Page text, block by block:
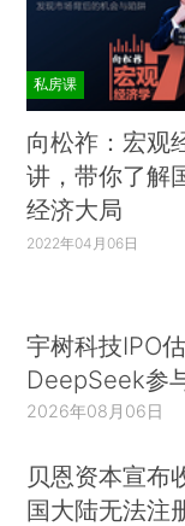
私房课
向松祚：宏观
讲，带你了解
经济大局
2022年04月06日
宇树科技IPO
DeepSeek参
2026年08月06日
贝恩资本宣布
国大陆无法注